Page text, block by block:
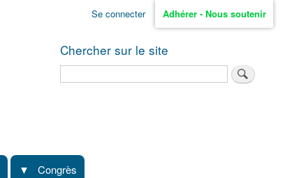
Se connecter Adhérer - Nous soutenir
Chercher sur le site
Congrès